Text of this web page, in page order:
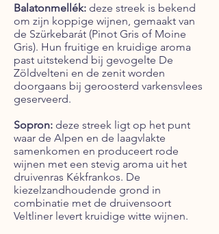
Balatonmellék: deze streek is bekend
om zijn koppige wijnen, gemaakt van
de Szürkebarát (Pinot Gris of Moine
Gris). Hun fruitige en kruidige aroma
past uitstekend bij gevogelte De
Zöldvelteni en de zenit worden
doorgaans bij geroosterd varkensvlees
geserveerd.
Sopron: deze streek ligt op het punt
waar de Alpen en de laagvlakte
samenkomen en produceert rode
wijnen met een stevig aroma uit het
druivenras Kékfrankos. De
kiezelzandhoudende grond in
combinatie met de druivensoort
Veltliner levert kruidige witte wijnen.